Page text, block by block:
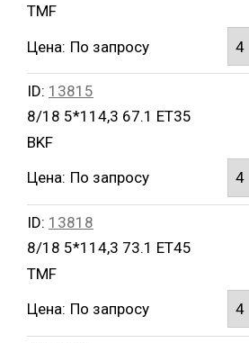
TMF
Цена: По запросу
ID: 13815
8/18 5*114,3 67.1 ET35
BKF
Цена: По запросу
ID: 13818
8/18 5*114,3 73.1 ET45
TMF
Цена: По запросу